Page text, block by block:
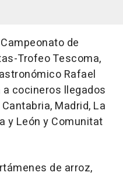
de
Trofeo Tescoma,
Rafael
a cocineros llegados
Madrid, La
y León y Comunitat
de arroz,